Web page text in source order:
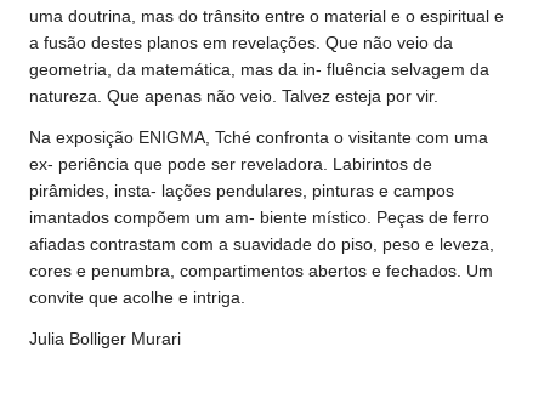
uma doutrina, mas do trânsito entre o material e o espiritual e
a fusão destes planos em revelações. Que não veio da
geometria, da matemática, mas da in- fluência selvagem da
natureza. Que apenas não veio. Talvez esteja por vir.
Na exposição ENIGMA, Tché confronta o visitante com uma
ex- periência que pode ser reveladora. Labirintos de
pirâmides, insta- lações pendulares, pinturas e campos
imantados compõem um am- biente místico. Peças de ferro
afiadas contrastam com a suavidade do piso, peso e leveza,
cores e penumbra, compartimentos abertos e fechados. Um
convite que acolhe e intriga.
Julia Bolliger Murari